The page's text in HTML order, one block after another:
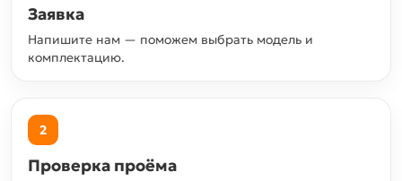
Заявка
Напишите нам — поможем выбрать модель и
комплектацию.
2
Проверка проёма